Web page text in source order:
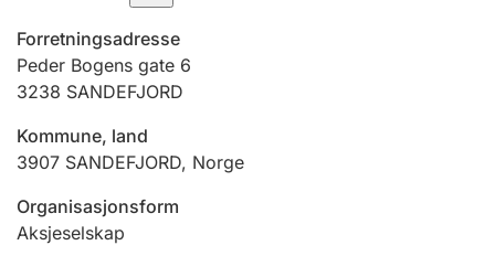
Tinglysing
Jeger
Ektepaktveileder
Forretningsadresse
Peder Bogens gate 6
3238 SANDEFJORD
Kommune, land
3907 SANDEFJORD, Norge
Organisasjonsform
Aksjeselskap